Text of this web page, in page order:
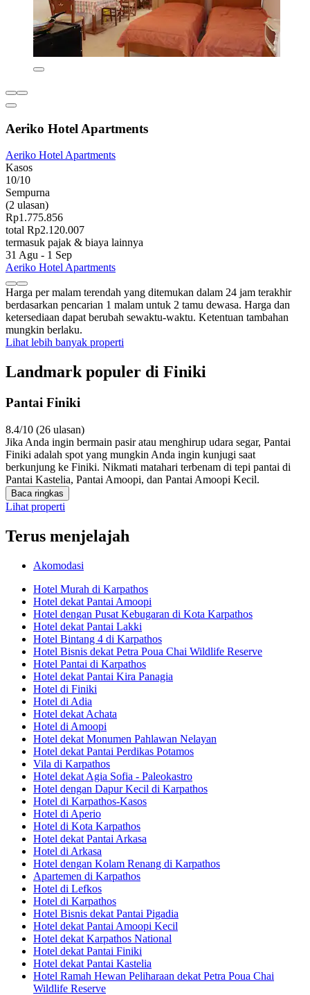
Aeriko Hotel Apartments
Aeriko Hotel Apartments
Kasos
10/10
Sempurna
(2 ulasan)
Rp1.775.856
total Rp2.120.007
termasuk pajak & biaya lainnya
31 Agu - 1 Sep
Aeriko Hotel Apartments
Harga per malam terendah yang ditemukan dalam 24 jam terakhir
berdasarkan pencarian 1 malam untuk 2 tamu dewasa. Harga dan
ketersediaan dapat berubah sewaktu-waktu. Ketentuan tambahan
mungkin berlaku.
Lihat lebih banyak properti
Landmark populer di Finiki
Pantai Finiki
8.4/10 (26 ulasan)
Jika Anda ingin bermain pasir atau menghirup udara segar, Pantai
Finiki adalah spot yang mungkin Anda ingin kunjugi saat
berkunjung ke Finiki. Nikmati matahari terbenam di tepi pantai di
Pantai Kastelia, Pantai Amoopi, dan Pantai Amoopi Kecil.
Baca ringkas
Lihat properti
Terus menjelajah
Akomodasi
Hotel Murah di Karpathos
Hotel dekat Pantai Amoopi
Hotel dengan Pusat Kebugaran di Kota Karpathos
Hotel dekat Pantai Lakki
Hotel Bintang 4 di Karpathos
Hotel Bisnis dekat Petra Poua Chai Wildlife Reserve
Hotel Pantai di Karpathos
Hotel dekat Pantai Kira Panagia
Hotel di Finiki
Hotel di Adia
Hotel dekat Achata
Hotel di Amoopi
Hotel dekat Monumen Pahlawan Nelayan
Hotel dekat Pantai Perdikas Potamos
Vila di Karpathos
Hotel dekat Agia Sofia - Paleokastro
Hotel dengan Dapur Kecil di Karpathos
Hotel di Karpathos-Kasos
Hotel di Aperio
Hotel di Kota Karpathos
Hotel dekat Pantai Arkasa
Hotel di Arkasa
Hotel dengan Kolam Renang di Karpathos
Apartemen di Karpathos
Hotel di Lefkos
Hotel di Karpathos
Hotel Bisnis dekat Pantai Pigadia
Hotel dekat Pantai Amoopi Kecil
Hotel dekat Karpathos National
Hotel dekat Pantai Finiki
Hotel dekat Pantai Kastelia
Hotel Ramah Hewan Peliharaan dekat Petra Poua Chai
Wildlife Reserve